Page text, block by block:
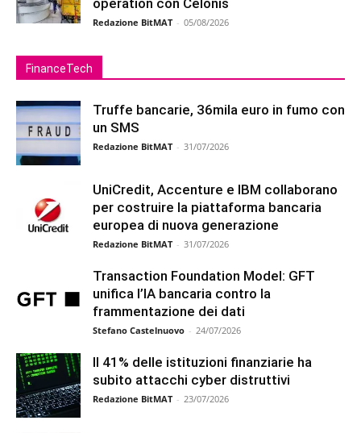
operation con Celonis
Redazione BitMAT - 05/08/2026
FinanceTech
Truffe bancarie, 36mila euro in fumo con
un SMS
Redazione BitMAT - 31/07/2026
UniCredit, Accenture e IBM collaborano
per costruire la piattaforma bancaria
europea di nuova generazione
Redazione BitMAT - 31/07/2026
Transaction Foundation Model: GFT
unifica l’IA bancaria contro la
frammentazione dei dati
Stefano Castelnuovo - 24/07/2026
Il 41% delle istituzioni finanziarie ha
subito attacchi cyber distruttivi
Redazione BitMAT - 23/07/2026